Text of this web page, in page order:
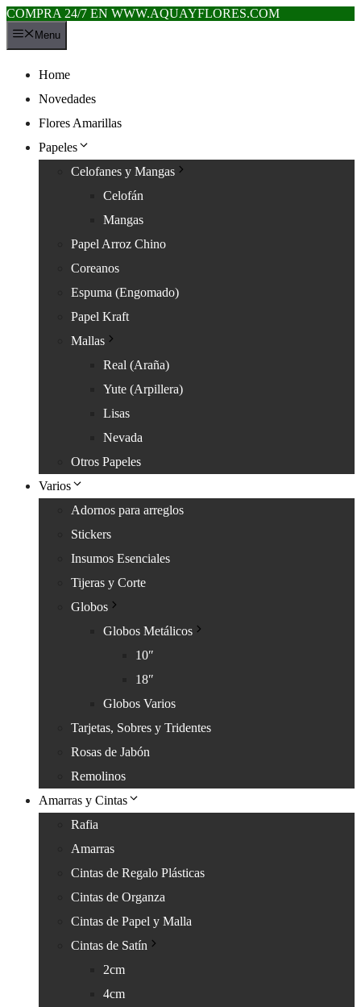
COMPRA 24/7 EN WWW.AQUAYFLORES.COM
Saltar
al
Menu
Home
Novedades
Flores Amarillas
Papeles
Celofanes y Mangas
Celofán
Mangas
Papel Arroz Chino
Coreanos
Espuma (Engomado)
Papel Kraft
Mallas
Real (Araña)
Yute (Arpillera)
Lisas
Nevada
Otros Papeles
Varios
Adornos para arreglos
Stickers
Insumos Esenciales
Tijeras y Corte
Globos
Globos Metálicos
10″
18″
Globos Varios
Tarjetas, Sobres y Tridentes
Rosas de Jabón
Remolinos
Amarras y Cintas
Rafia
Amarras
Cintas de Regalo Plásticas
Cintas de Organza
Cintas de Papel y Malla
Cintas de Satín
2cm
4cm